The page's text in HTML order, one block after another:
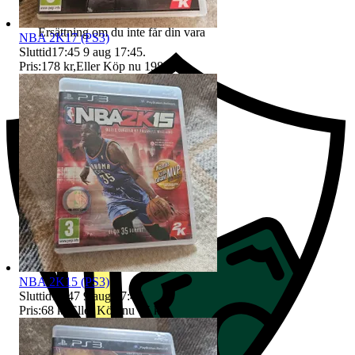
Ersättning om du inte får din vara
NBA 2K17 (PS3)
Sluttid17:45 9 aug 17:45.
Pris:178 kr,Eller Köp nu 198 kr
NBA 2K15 (PS3)
Sluttid17:47 9 aug 17:47.
Pris:68 kr Eller Köp nu 75 kr .